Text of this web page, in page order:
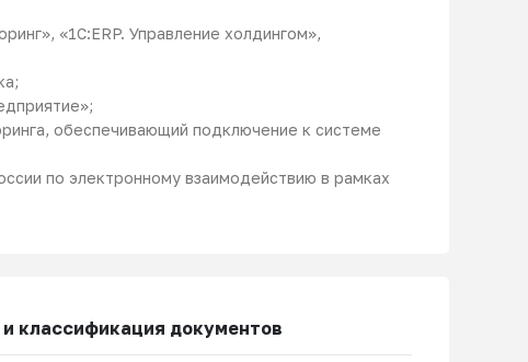
«1С:ERP. Управление холдингом»,
обеспечивающий подключение к системе
по электронному взаимодействию в рамках
классификация документов